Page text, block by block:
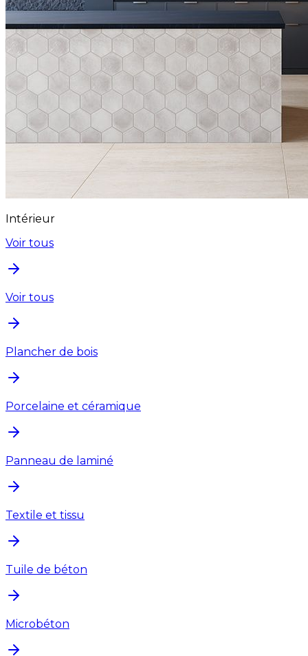
Intérieur
Voir tous
Voir tous
Plancher de bois
Porcelaine et céramique
Panneau de laminé
Textile et tissu
Tuile de béton
Microbéton